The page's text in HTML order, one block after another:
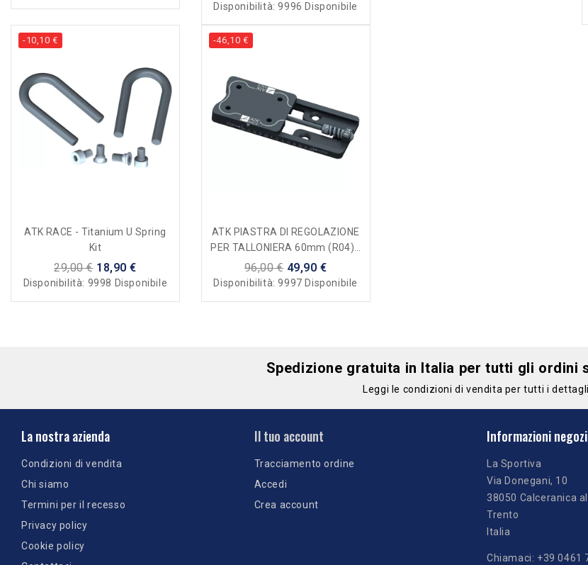
Disponibilità:9996 Disponibile
-10,10 €
ATK RACE - Titanium U Spring
Kit
29,00 € 18,90 €
Disponibilità: 9998 Disponibile
-46,10 €
ATK PIASTRA DI REGOLAZIONE
PER TALLONIERA 60mm (R04) -
PAIO
96,00 € 49,90 €
Disponibilità:9997 Disponibile
Spedizione gratuita in Italia per tutti gli ordini
Leggi le condizioni di vendita per tutti i dettagli
La nostra azienda
Condizioni di vendita
Chi siamo
Termini per il recesso
Privacy policy
Cookie policy
Il tuo account
Tracciamento ordine
Accedi
Crea account
Informazioni
La Sportiva
Via Donegani, 10
38050 Calceranica
Trento
Italia
Chiamaci: +39 0461